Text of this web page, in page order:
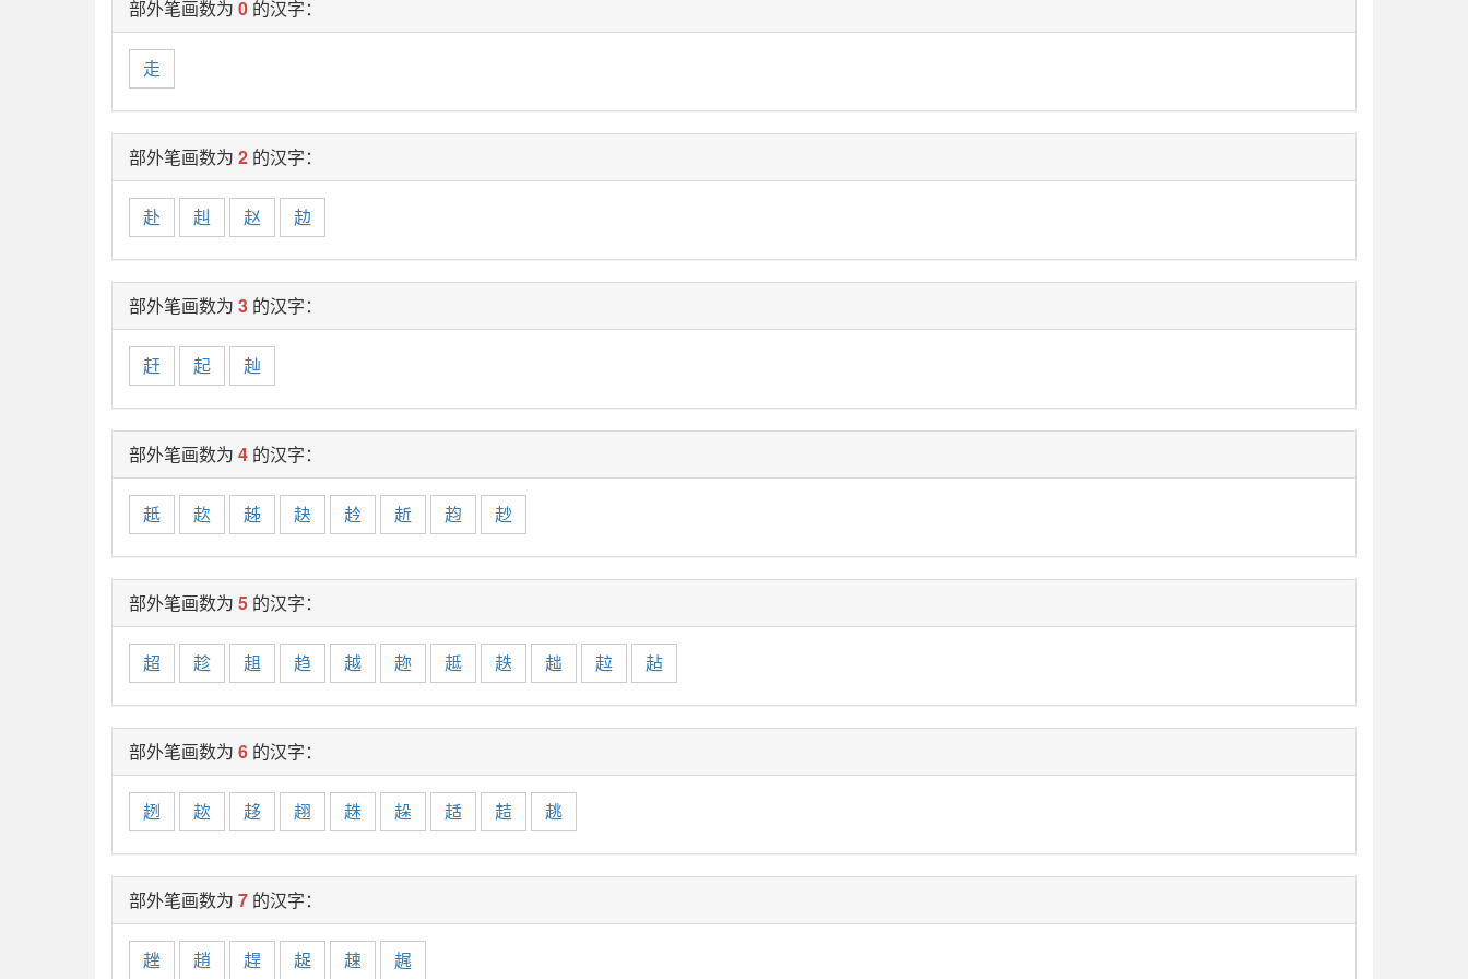
部外笔画数为 0 的汉字：
走
部外笔画数为 2 的汉字：
赴 赳 赵 赲
部外笔画数为 3 的汉字：
赶 起 赸
部外笔画数为 4 的汉字：
赿 赼 趀 赽 赺 赾 赹 赻
部外笔画数为 5 的汉字：
超 趁 趄 趋 越 趂 趆 趃 趉 趇 趈
部外笔画数为 6 的汉字：
趔 趑 趍 趐 趎 趓 趏 趌 趒
部外笔画数为 7 的汉字：
趖 趙 趕 趗 趚 趘